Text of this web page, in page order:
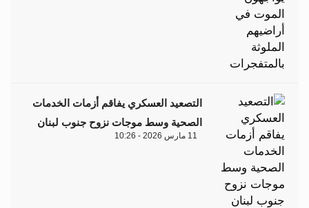
التصعيد العسكري يفاقم أزمات الخدمات
الصحية وسط موجات نزوح جنوب لبنان
11 مارس 2026 - 10:26